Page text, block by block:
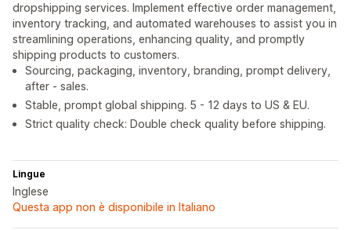
dropshipping services. Implement effective order management,
inventory tracking, and automated warehouses to assist you in
streamlining operations, enhancing quality, and promptly
shipping products to customers.
Sourcing, packaging, inventory, branding, prompt delivery,
after - sales.
Stable, prompt global shipping. 5 - 12 days to US & EU.
Strict quality check: Double check quality before shipping.
Lingue
Inglese
Questa app non è disponibile in Italiano